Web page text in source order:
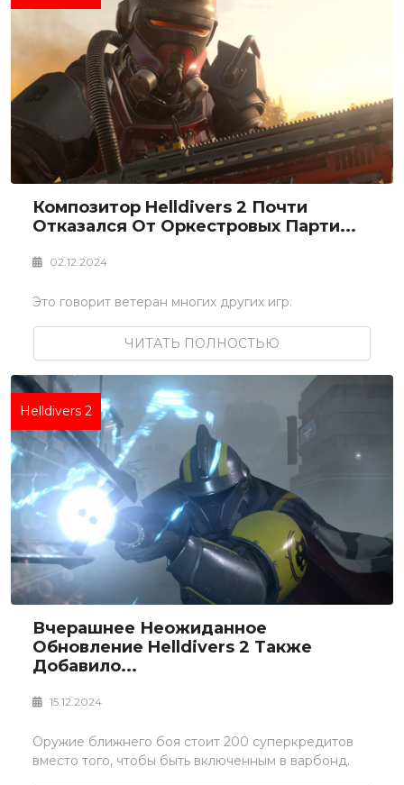
Композитор Helldivers 2 Почти
Отказался От Оркестровых Парти...
02.12.2024
Это говорит ветеран многих других игр.
ЧИТАТЬ ПОЛНОСТЬЮ
Helldivers 2
Вчерашнее Неожиданное
Обновление Helldivers 2 Также
Добавило...
15.12.2024
Оружие ближнего боя стоит 200 суперкредитов
вместо того, чтобы быть включенным в варбонд.